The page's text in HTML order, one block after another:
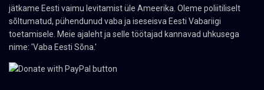
jätkame Eesti vaimu levitamist üle Ameerika. Oleme poliitiliselt
sõltumatud, pühendunud vaba ja iseseisva Eesti Vabariigi
toetamisele. Meie ajaleht ja selle töötajad kannavad uhkusega
nime: 'Vaba Eesti Sõna.'